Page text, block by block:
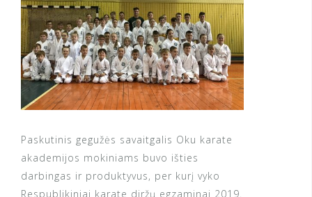
Paskutinis gegužės savaitgalis Oku karate
akademijos mokiniams buvo išties
darbingas ir produktyvus, per kurį vyko
Respublikiniai karate diržų egzaminai 2019.